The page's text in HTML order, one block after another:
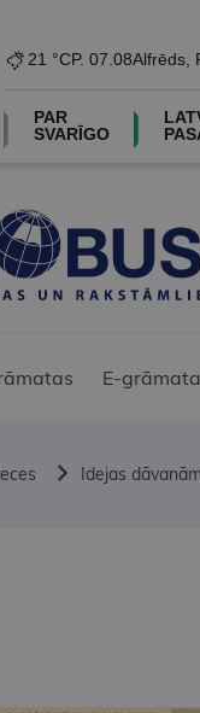
21 °CP. 07.08Alfrēds,
PAR
SVARĪGO
E-
Idejas dāvanām